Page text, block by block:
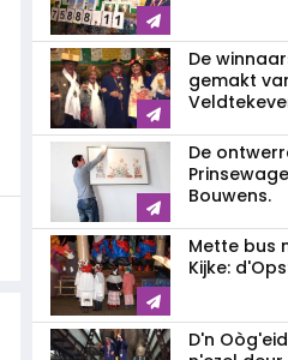
De
gemakt
De
Bouwens.
Mette bus
Kijke:
D'n